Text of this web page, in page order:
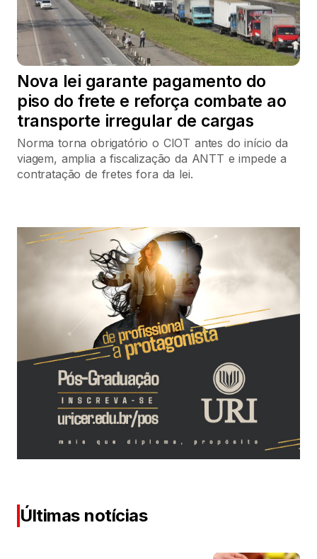
Nova lei garante pagamento do
piso do frete e reforça combate ao
transporte irregular de cargas
Norma torna obrigatório o CIOT antes do início da
viagem, amplia a fiscalização da ANTT e impede a
contratação de fretes fora da lei.
Últimas notícias